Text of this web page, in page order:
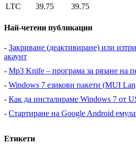
LTC
39.75 39.75
Най-четени публикации
- Закриване (деактивиране) или
акаунт
- Mp3 Knife – програма за рязане на
- Windows 7 езикови пакети (MUI
- Как да инсталираме Windows 7 от
- Стартиране на Google Android
Етикети